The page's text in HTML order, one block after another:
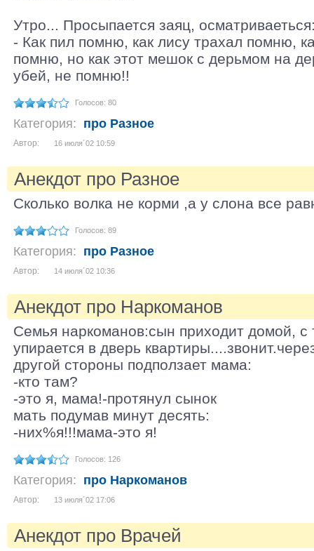
Утро... Просыпается заяц,
- Как пил помню, как лису трахал помню,
помню, но как этот мешок с дерьмом на
убей, не помню!!
Голосов: 80
Категория: про Разное
Автор: 16 июля´02 10:59
Анекдот про Разное
Сколько волка не корми ,а у слона все
Голосов: 89
Категория: про Разное
Автор: 14 июля´02 10:36
Анекдот про Наркоманов
Семья наркоманов:сын приходит домой, с
упирается в дверь
другой стороны подползает мама:
-кто там?
-это я, мама!-протянул сынок
мать подумав минут десять:
-них%я!!!мама-это я!
Голосов: 126
Категория: про Наркоманов
Автор: 13 июля´02 17:06
Анекдот про Врачей